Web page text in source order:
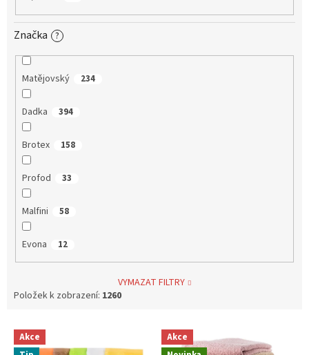
Značka ?
Matějovský 234
Dadka 394
Brotex 158
Profod 33
Malfini 58
Evona 12
VYMAZAT FILTRY
Položek k zobrazení: 1260
Akce
Akce